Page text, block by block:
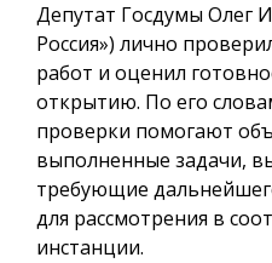
Депутат Госдумы Олег
Россия») лично
работ и оценил
открытию. По его
проверки помогают
выполненные задачи,
требующие
для рассмотрения в
инстанции.